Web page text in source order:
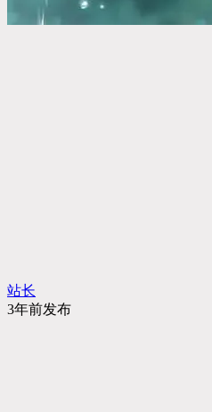
站长
3年前发布